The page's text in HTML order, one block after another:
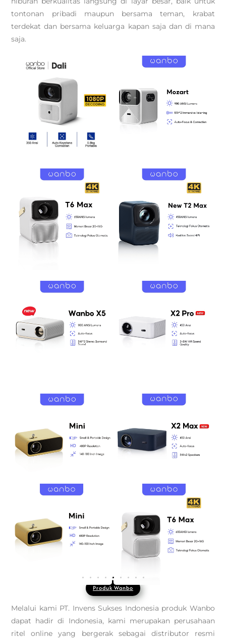
tontonan pribadi maupun bersama teman, krabat
terdekat dan bersama keluarga kapan saja dan di mana
saja.
Produk Wanbo
Melalui kami PT. Invens Sukses Indonesia produk Wanbo
dapat hadir di Indonesia, kami merupakan perusahaan
ritel online yang bergerak sebagai distributor resmi